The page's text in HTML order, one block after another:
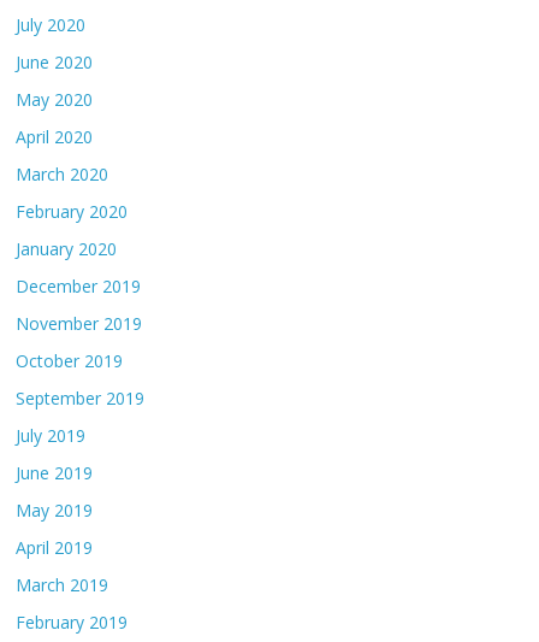
July 2020
June 2020
May 2020
April 2020
March 2020
February 2020
January 2020
December 2019
November 2019
October 2019
September 2019
July 2019
June 2019
May 2019
April 2019
March 2019
February 2019